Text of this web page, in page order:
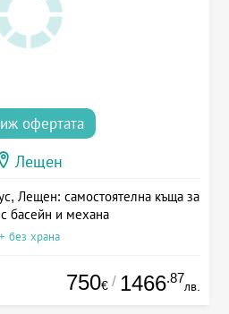
офертата
Лещен
Лещен: самостоятелна къща за
басейн и механа
без храна
750€ / 1466.87
лв.